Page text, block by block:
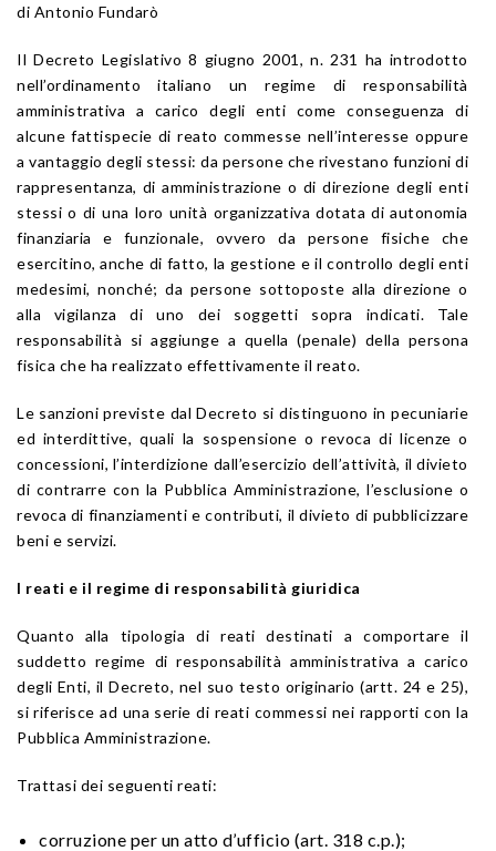
di Antonio Fundarò
Il Decreto Legislativo 8 giugno 2001, n. 231 ha introdotto
nell’ordinamento italiano un regime di responsabilità
amministrativa a carico degli enti come conseguenza di
alcune fattispecie di reato commesse nell’interesse oppure
a vantaggio degli stessi: da persone che rivestano funzioni di
rappresentanza, di amministrazione o di direzione degli enti
stessi o di una loro unità organizzativa dotata di autonomia
finanziaria e funzionale, ovvero da persone fisiche che
esercitino, anche di fatto, la gestione e il controllo degli enti
medesimi, nonché; da persone sottoposte alla direzione o
alla vigilanza di uno dei soggetti sopra indicati. Tale
responsabilità si aggiunge a quella (penale) della persona
fisica che ha realizzato effettivamente il reato.
Le sanzioni previste dal Decreto si distinguono in pecuniarie
ed interdittive, quali la sospensione o revoca di licenze o
concessioni, l’interdizione dall’esercizio dell’attività, il divieto
di contrarre con la Pubblica Amministrazione, l’esclusione o
revoca di finanziamenti e contributi, il divieto di pubblicizzare
beni e servizi.
I reati e il regime di responsabilità giuridica
Quanto alla tipologia di reati destinati a comportare il
suddetto regime di responsabilità amministrativa a carico
degli Enti, il Decreto, nel suo testo originario (artt. 24 e 25),
si riferisce ad una serie di reati commessi nei rapporti con la
Pubblica Amministrazione.
Trattasi dei seguenti reati:
corruzione per un atto d’ufficio (art. 318 c.p.);